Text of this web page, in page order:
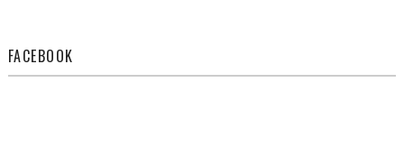
FACEBOOK